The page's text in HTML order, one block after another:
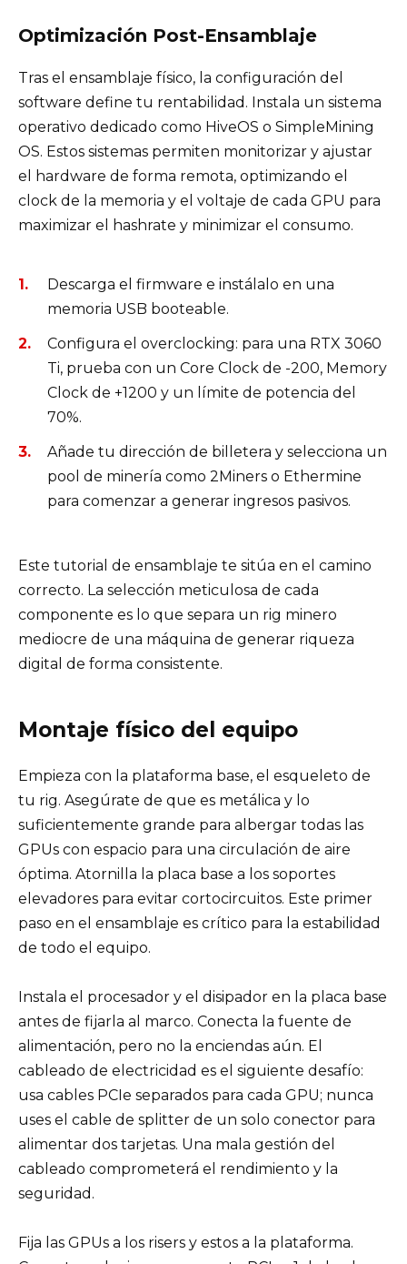
Optimización Post-Ensamblaje
Tras el ensamblaje físico, la configuración del
software define tu rentabilidad. Instala un sistema
operativo dedicado como HiveOS o SimpleMining
OS. Estos sistemas permiten monitorizar y ajustar
el hardware de forma remota, optimizando el
clock de la memoria y el voltaje de cada GPU para
maximizar el hashrate y minimizar el consumo.
Descarga el firmware e instálalo en una
memoria USB booteable.
Configura el overclocking: para una RTX 3060
Ti, prueba con un Core Clock de -200, Memory
Clock de +1200 y un límite de potencia del
70%.
Añade tu dirección de billetera y selecciona un
pool de minería como 2Miners o Ethermine
para comenzar a generar ingresos pasivos.
Este tutorial de ensamblaje te sitúa en el camino
correcto. La selección meticulosa de cada
componente es lo que separa un rig minero
mediocre de una máquina de generar riqueza
digital de forma consistente.
Montaje físico del equipo
Empieza con la plataforma base, el esqueleto de
tu rig. Asegúrate de que es metálica y lo
suficientemente grande para albergar todas las
GPUs con espacio para una circulación de aire
óptima. Atornilla la placa base a los soportes
elevadores para evitar cortocircuitos. Este primer
paso en el ensamblaje es crítico para la estabilidad
de todo el equipo.
Instala el procesador y el disipador en la placa base
antes de fijarla al marco. Conecta la fuente de
alimentación, pero no la enciendas aún. El
cableado de electricidad es el siguiente desafío:
usa cables PCIe separados para cada GPU; nunca
uses el cable de splitter de un solo conector para
alimentar dos tarjetas. Una mala gestión del
cableado comprometerá el rendimiento y la
seguridad.
Fija las GPUs a los risers y estos a la plataforma.